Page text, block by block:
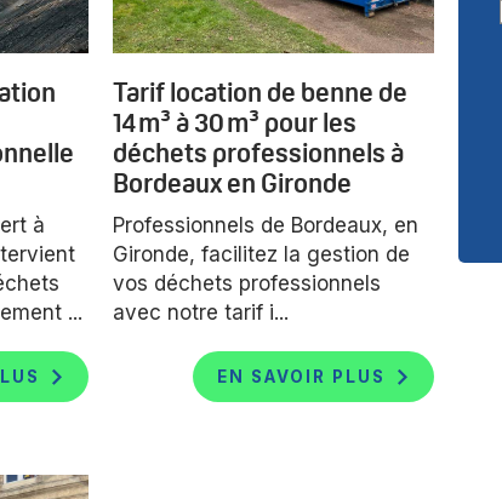
à
...
Tarif location de benne de
14 m³ à 30 m³ pour les
déchets professionnels à
Bordeaux en Gironde
Professionnels de Bordeaux, en
Gironde, facilitez la gestion de
vos déchets professionnels
avec notre tarif i...
EN SAVOIR PLUS